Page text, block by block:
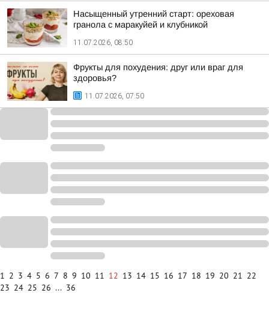
Насыщенный утренний старт: ореховая
гранола с маракуйей и клубникой
11.07.2026, 08:50
Фрукты для похудения: друг или враг для
здоровья?
11.07.2026, 07:50
1 2 3 4 5 6 7 8 9 10 11 12 13 14 15 16 17 18 19 20 21 22
23 24 25 26 ... 36